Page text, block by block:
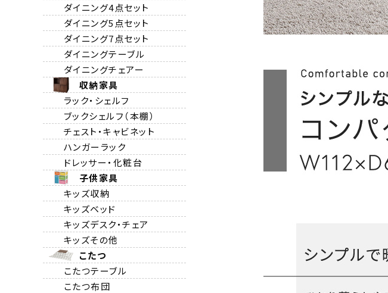
ダイニング4点セット
ダイニング5点セット
ダイニング7点セット
ダイニングテーブル
ダイニングチェアー
収納家具
ラック・シェルフ
ブックシェルフ（本棚）
チェスト・キャビネット
ハンガーラック
ドレッサー・化粧台
子供家具
キッズ収納
キッズベッド
キッズデスク・チェア
キッズその他
こたつ
こたつテーブル
こたつ布団